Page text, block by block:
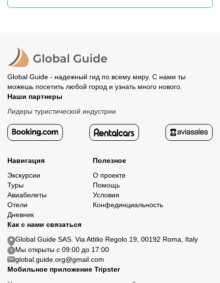
Global Guide - надежный гид по всему миру. С нами ты
можешь посетить любой город и узнать много нового.
Наши партнеры
Лидеры туристической индустрии
Навигация
Экскурсии
Туры
Авиабилеты
Отели
Дневник
Полезное
О проекте
Помощь
Условия
Конфединциальность
Как с нами связаться
Global Guide SAS. Via Attilio Regolo 19, 00192 Roma, Italy
Мы открыты с 09:00 до 17:00
global.guide.org@gmail.com
Мобильное приложение Tripster